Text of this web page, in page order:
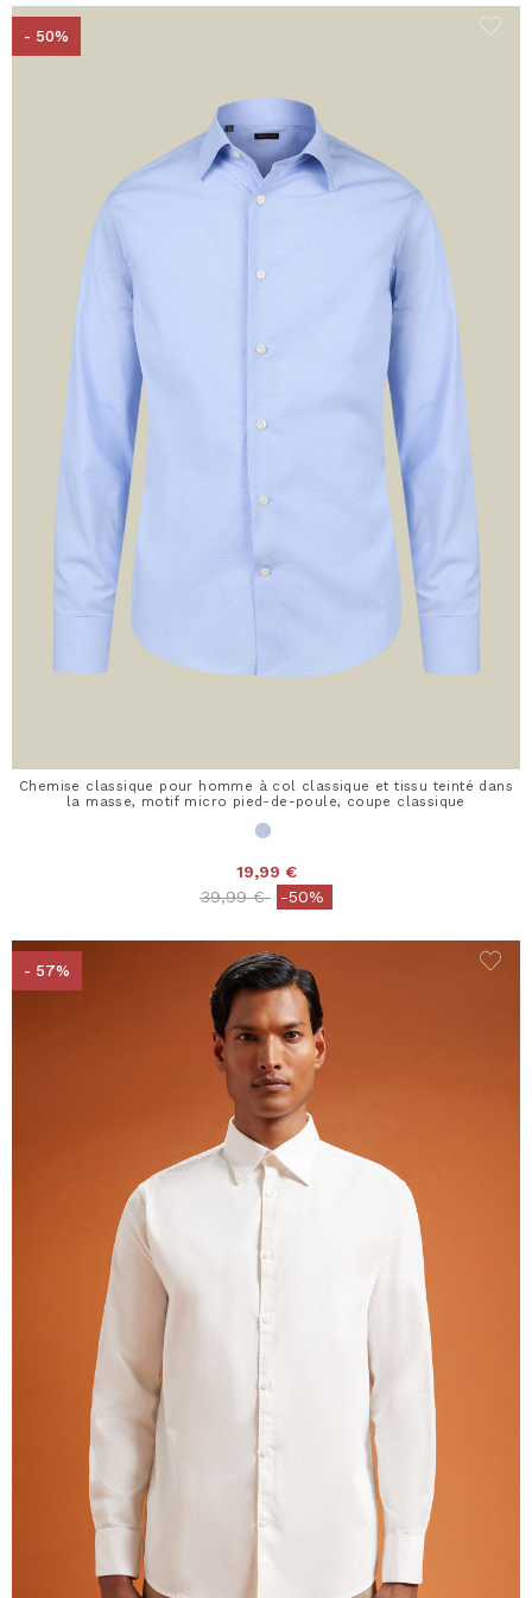
- 50%
Chemise classique pour homme à col classique et tissu teinté dans
la masse, motif micro pied-de-poule, coupe classique
19,99 €
Price reduced from
39,99 €to-50%
- 57%